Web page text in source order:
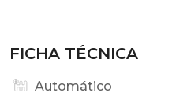
FICHA TÉCNICA
Automático